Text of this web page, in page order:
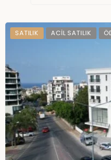
SATILIK ACIL SATILIK